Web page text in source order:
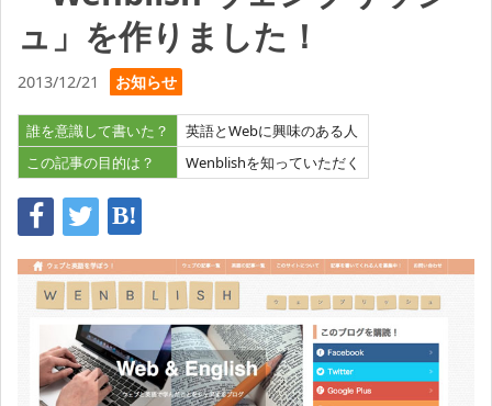
外国人に街頭インタビュー
海外就職・留学に関するご相談
ュ」を作りました！
2013/12/21 お知らせ
誰を意識して書いた？
英語とWebに興味のある人
この記事の目的は？
Wenblishを知っていただく